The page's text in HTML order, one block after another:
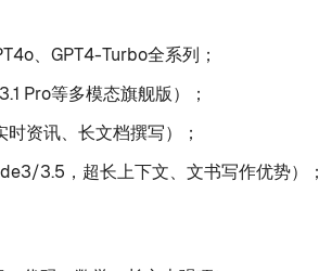
、GPT4-Turbo全系列；
Pro等多模态旗舰版）；
资讯、长文档撰写）；
3.5，超长上下文、文书写作优势）；